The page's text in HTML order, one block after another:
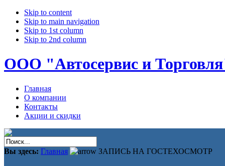
Skip to content
Skip to main navigation
Skip to 1st column
Skip to 2nd column
ООО "Автосервис и
Главная
О компании
Контакты
Акции и скидки
Вы здесь: Главная ЗАПИСЬ НА ГОСТЕХОСМОТР